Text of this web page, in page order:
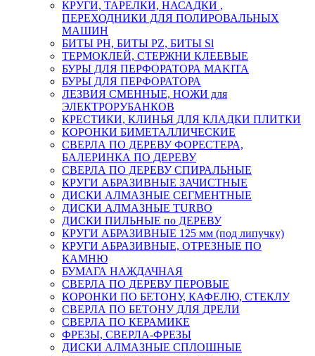
КРУГИ, ТАРЕЛКИ, НАСАДКИ ,
ПЕРЕХОДНИКИ ДЛЯ ПОЛИРОВАЛЬНЫХ
МАШИН
БИТЫ PH, БИТЫ PZ, БИТЫ Sl
ТЕРМОКЛЕЙ, СТЕРЖНИ КЛЕЕВЫЕ
БУРЫ ДЛЯ ПЕРФОРАТОРА MAKITA
БУРЫ ДЛЯ ПЕРФОРАТОРА
ЛЕЗВИЯ СМЕННЫЕ, НОЖИ для
ЭЛЕКТРОРУБАНКОВ
КРЕСТИКИ, КЛИНЬЯ ДЛЯ КЛАДКИ ПЛИТКИ
КОРОНКИ БИМЕТАЛЛИЧЕСКИЕ
СВЕРЛА ПО ДЕРЕВУ ФОРЕСТЕРА,
БАЛЕРИНКА ПО ДЕРЕВУ
СВЕРЛА ПО ДЕРЕВУ СПИРАЛЬНЫЕ
КРУГИ АБРАЗИВНЫЕ ЗАЧИСТНЫЕ
ДИСКИ АЛМАЗНЫЕ СЕГМЕНТНЫЕ
ДИСКИ АЛМАЗНЫЕ TURBO
ДИСКИ ПИЛЬНЫЕ по ДЕРЕВУ
КРУГИ АБРАЗИВНЫЕ 125 мм (под липучку)
КРУГИ АБРАЗИВНЫЕ, ОТРЕЗНЫЕ ПО
КАМНЮ
БУМАГА НАЖДАЧНАЯ
СВЕРЛА ПО ДЕРЕВУ ПЕРОВЫЕ
КОРОНКИ ПО БЕТОНУ, КАФЕЛЮ, СТЕКЛУ
СВЕРЛА ПО БЕТОНУ ДЛЯ ДРЕЛИ
СВЕРЛА ПО КЕРАМИКЕ
ФРЕЗЫ, СВЕРЛА-ФРЕЗЫ
ДИСКИ АЛМАЗНЫЕ СПЛОШНЫЕ